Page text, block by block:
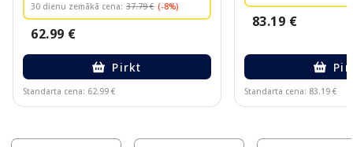
30 dienu zemākā cena: 37.79 € (-8%)
62.99 €
Pirkt
Standarta cena: 62.99 €
83.19 €
Standarta cena: 83.19 €